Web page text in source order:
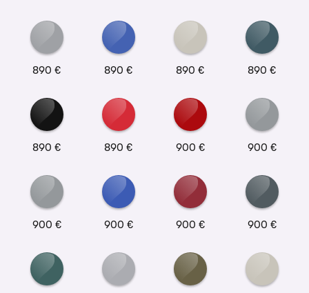
890 € 890 € 890 € 890 €
890 € 890 € 900 € 900 €
900 € 900 € 900 € 900 €